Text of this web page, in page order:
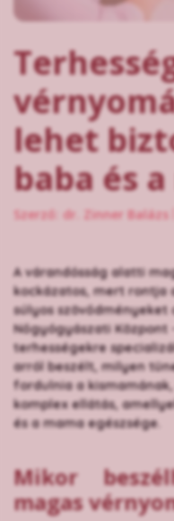
lehet
baba és
Szerző: dr. Zinner Balázs
A várandósság alatti
kockázatos, mert rontja
súlyos szövődményeket
Nőgyógyászati Központ
terhességekre
arról beszélt, milyen
fordulnia a
komplex ellátás,
és a mama egészsége.
Mikor
magas